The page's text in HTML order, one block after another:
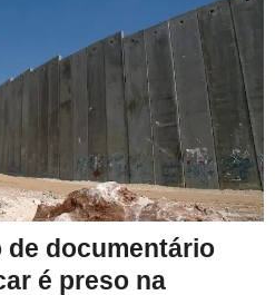
documentário
é preso na